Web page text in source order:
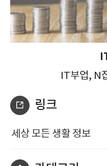
IT부업, N
링크
세상 모든 생활 정보